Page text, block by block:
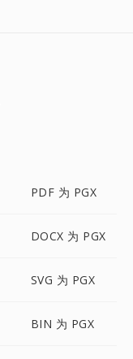
PDF 为 PGX
DOCX 为 PGX
SVG 为 PGX
BIN 为 PGX